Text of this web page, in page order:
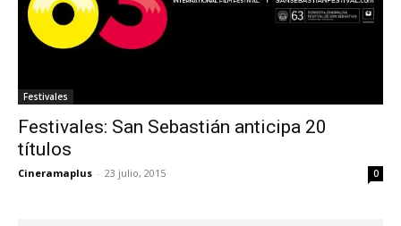
Festivales
Festivales: San Sebastián anticipa 20
títulos
Cineramaplus - 23 julio, 2015 0